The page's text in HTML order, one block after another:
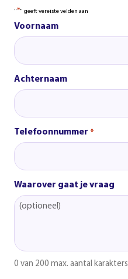
"*" geeft vereiste velden aan
Voornaam
Achternaam
Telefoonnummer *
Waarover gaat je vraag
0 van 200 max. aantal karakters